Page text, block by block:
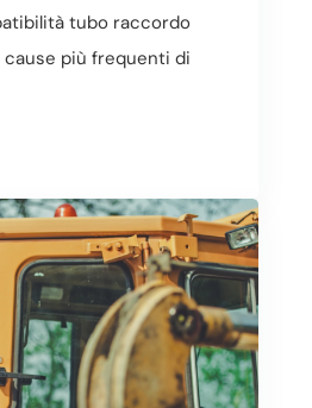
tubo raccordo
più frequenti di